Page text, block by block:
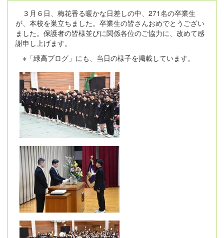
３月６日、梅花香る暖かな日差しの中、271名の卒業生
が、本校を巣立ちました。卒業生の皆さんおめでとうござい
ました。保護者の皆様並びに関係各位のご協力に、改めて感
謝申し上げます。
※「緑高ブログ」にも、当日の様子を掲載しています。